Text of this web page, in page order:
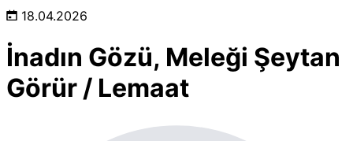
18.04.2026
İnadın Gözü, Meleği Şeytan
Görür / Lemaat